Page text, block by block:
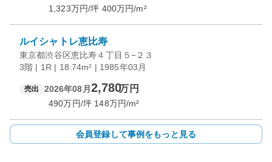
1,323万円/坪 400万円/m²
ルイシャトレ恵比寿
東京都渋谷区恵比寿４丁目５−２３
3階 | 1R | 18.74m² | 1985年03月
売出 2026年08月 2,780万円
490万円/坪 148万円/m²
会員登録して事例をもっと見る